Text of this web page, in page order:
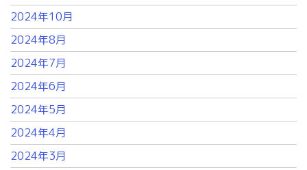
2024年10月
2024年8月
2024年7月
2024年6月
2024年5月
2024年4月
2024年3月